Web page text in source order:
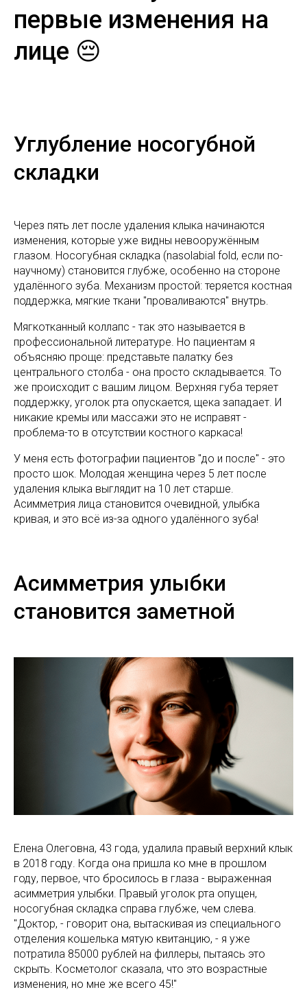
первые изменения на
лице 😔
Углубление носогубной
складки
Через пять лет после удаления клыка начинаются
изменения, которые уже видны невооружённым
глазом. Носогубная складка (nasolabial fold, если по-
научному) становится глубже, особенно на стороне
удалённого зуба. Механизм простой: теряется костная
поддержка, мягкие ткани "проваливаются" внутрь.
Мягкотканный коллапс - так это называется в
профессиональной литературе. Но пациентам я
объясняю проще: представьте палатку без
центрального столба - она просто складывается. То
же происходит с вашим лицом. Верхняя губа теряет
поддержку, уголок рта опускается, щека западает. И
никакие кремы или массажи это не исправят -
проблема-то в отсутствии костного каркаса!
У меня есть фотографии пациентов "до и после" - это
просто шок. Молодая женщина через 5 лет после
удаления клыка выглядит на 10 лет старше.
Асимметрия лица становится очевидной, улыбка
кривая, и это всё из-за одного удалённого зуба!
Асимметрия улыбки
становится заметной
Елена Олеговна, 43 года, удалила правый верхний клык
в 2018 году. Когда она пришла ко мне в прошлом
году, первое, что бросилось в глаза - выраженная
асимметрия улыбки. Правый уголок рта опущен,
носогубная складка справа глубже, чем слева.
"Доктор, - говорит она, вытаскивая из специального
отделения кошелька мятую квитанцию, - я уже
потратила 85000 рублей на филлеры, пытаясь это
скрыть. Косметолог сказала, что это возрастные
изменения, но мне же всего 45!"